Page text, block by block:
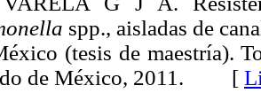
spp., aisladas de
(tesis de maestría).
de México, 2011. [